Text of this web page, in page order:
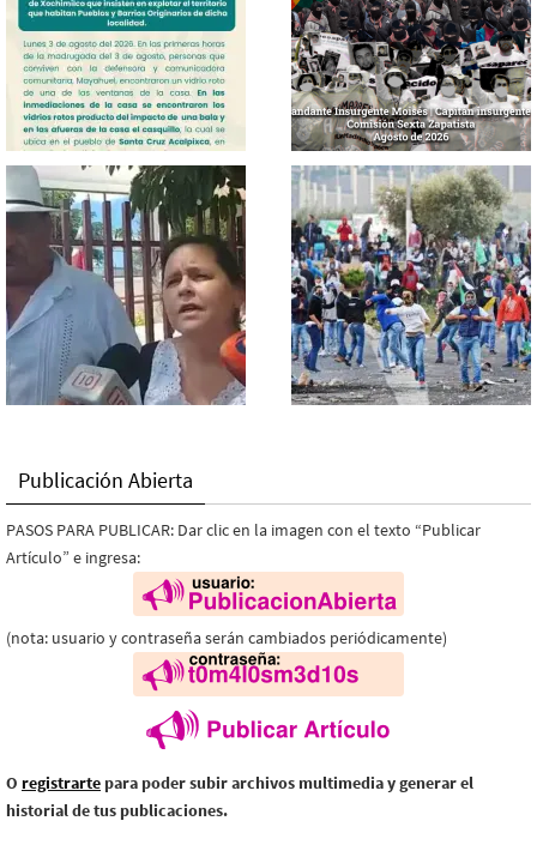
Publicación Abierta
PASOS PARA PUBLICAR: Dar clic en la imagen con el texto “Publicar
Artículo” e ingresa:
(nota: usuario y contraseña serán cambiados periódicamente)
O registrarte para poder subir archivos multimedia y generar el
historial de tus publicaciones.